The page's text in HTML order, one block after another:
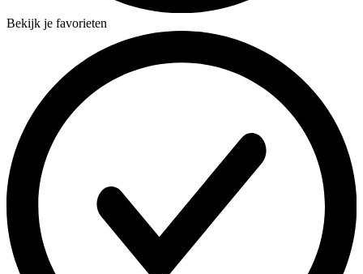
Bekijk je favorieten